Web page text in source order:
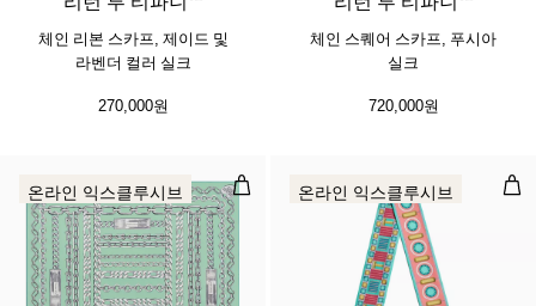
체인 리본 스카프, 제이드 및
라벤더 컬러 실크
270,000원
체인 스퀘어 스카프, 푸시아
실크
720,000원
체인 스퀘어 스카프, 제이드 컬러 실
온라인 익스클루시브 리
온라인 익스클루시브